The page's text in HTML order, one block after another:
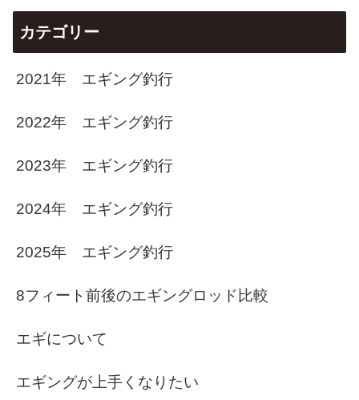
カテゴリー
2021年 エギング釣行
2022年 エギング釣行
2023年 エギング釣行
2024年 エギング釣行
2025年 エギング釣行
8フィート前後のエギングロッド比較
エギについて
エギングが上手くなりたい